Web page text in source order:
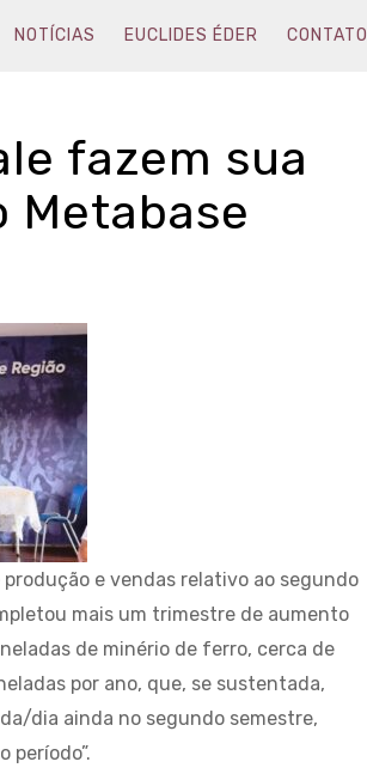
NOTÍCIAS EUCLIDES ÉDER CONTATO
fazem sua
Metabase
e vendas relativo ao segundo
mais um trimestre de aumento
de minério de ferro, cerca de
por ano, que, se sustentada,
dia ainda no segundo semestre,
período”.